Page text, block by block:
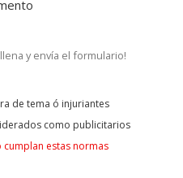
y envía el formulario!
de tema ó injuriantes
como publicitarios
cumplan estas normas